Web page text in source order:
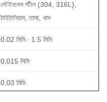
স্টেইনলেস স্টীল (304, 316L),
টাইটানিয়াম, তামা, খাদ
0.02 মিমি ∙ 1.5 মিমি
0.015 মিমি
0.03 মিমি